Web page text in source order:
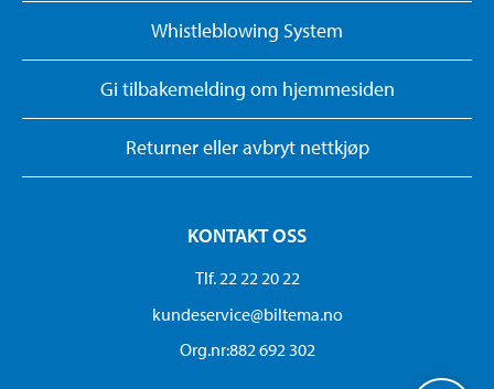
Whistleblowing System
Gi tilbakemelding om hjemmesiden
Returner eller avbryt nettkjøp
KONTAKT OSS
Tlf. 22 22 20 22
kundeservice@biltema.no
Org.nr:882 692 302